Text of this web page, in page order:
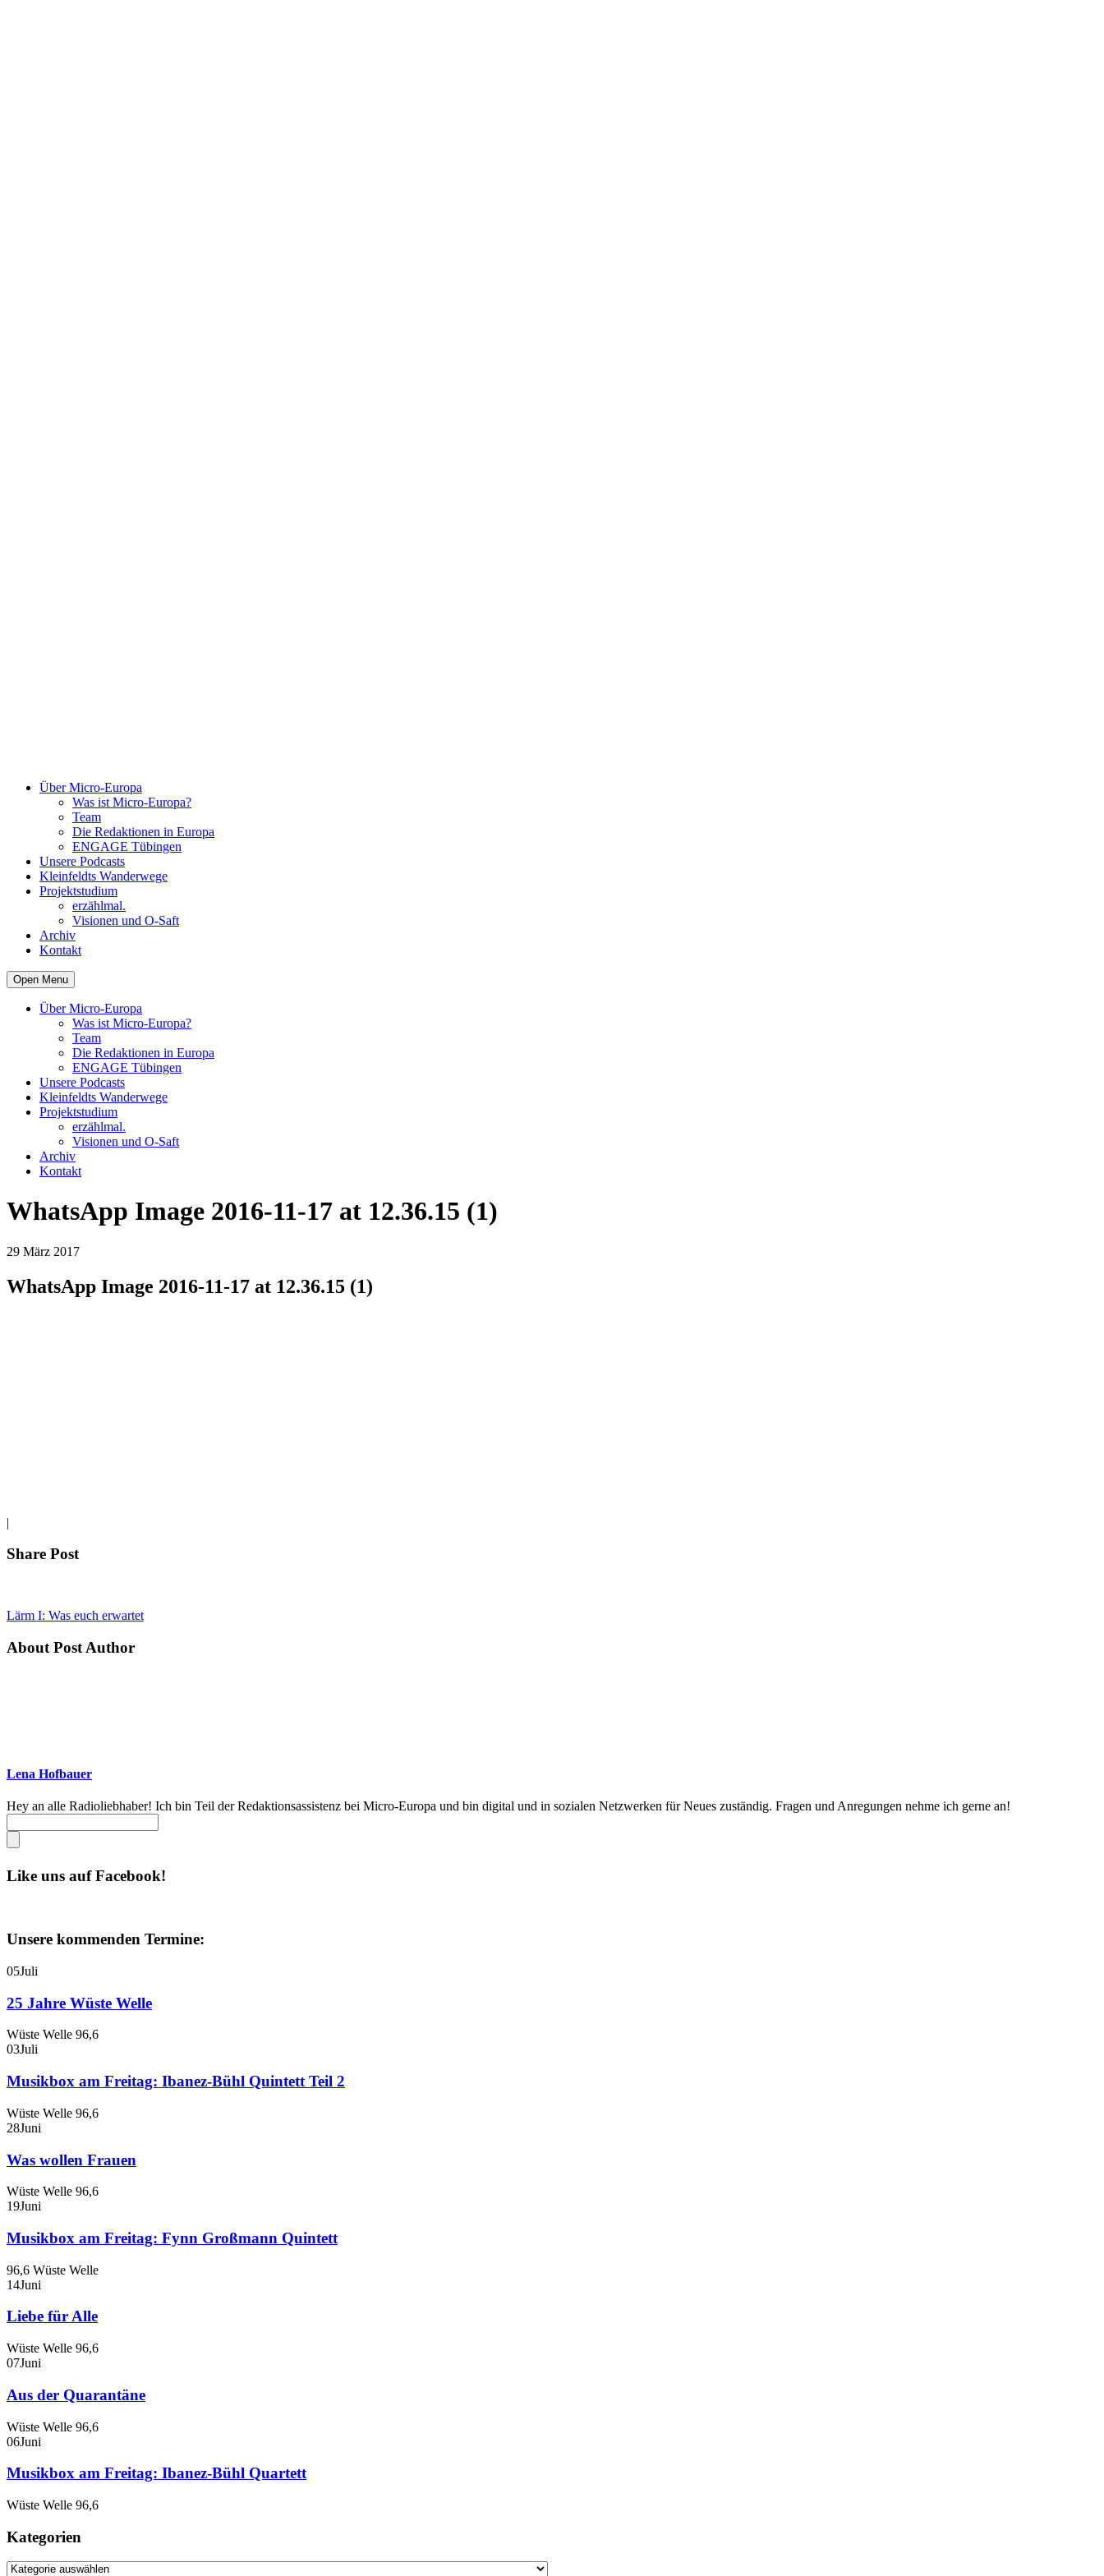
Über Micro-Europa
Was ist Micro-Europa?
Team
Die Redaktionen in Europa
ENGAGE Tübingen
Unsere Podcasts
Kleinfeldts Wanderwege
Projektstudium
erzählmal.
Visionen und O-Saft
Archiv
Kontakt
Open Menu
Über Micro-Europa
Was ist Micro-Europa?
Team
Die Redaktionen in Europa
ENGAGE Tübingen
Unsere Podcasts
Kleinfeldts Wanderwege
Projektstudium
erzählmal.
Visionen und O-Saft
Archiv
Kontakt
WhatsApp Image 2016-11-17 at 12.36.15 (1)
29 März 2017
WhatsApp Image 2016-11-17 at 12.36.15 (1)
|
Share Post
Lärm I: Was euch erwartet
About Post Author
Lena Hofbauer
Hey an alle Radioliebhaber! Ich bin Teil der Redaktionsassistenz bei Micro-Europa und bin digital und in sozialen Netzwerken für Neues zuständig. Fragen und Anregungen nehme ich gerne an!
Like uns auf Facebook!
Unsere kommenden Termine:
05Juli
25 Jahre Wüste Welle
Wüste Welle 96,6
03Juli
Musikbox am Freitag: Ibanez-Bühl Quintett Teil 2
Wüste Welle 96,6
28Juni
Was wollen Frauen
Wüste Welle 96,6
19Juni
Musikbox am Freitag: Fynn Großmann Quintett
96,6 Wüste Welle
14Juni
Liebe für Alle
Wüste Welle 96,6
07Juni
Aus der Quarantäne
Wüste Welle 96,6
06Juni
Musikbox am Freitag: Ibanez-Bühl Quartett
Wüste Welle 96,6
Kategorien
Kategorien